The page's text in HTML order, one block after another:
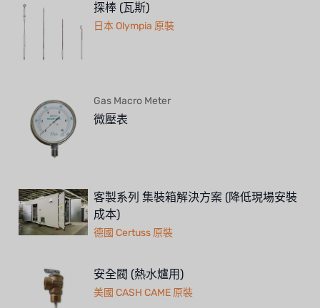
探棒 (瓦斯)
日本 Olympia 原裝
Gas Macro Meter
微壓表
客製系列 集裝箱解決方案 (降低現場安裝
成本)
德國 Certuss 原裝
安全閥 (熱水爐用)
美國 CASH CAME 原裝